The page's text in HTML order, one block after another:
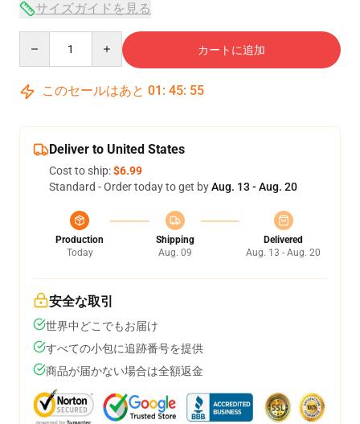
サイズガイドを見る
カートに追加
このセールはあと 01 : 45: 54
Deliver to United States
Cost to ship:$6.99
Standard - Order today to get byAug. 13 - Aug. 20
Production
Today
Shipping
Aug. 09
Delivered
Aug. 13 - Aug. 20
安全な取引
世界中どこでもお届け
すべての小包に追跡番号を提供
商品が届かない場合は全額返金